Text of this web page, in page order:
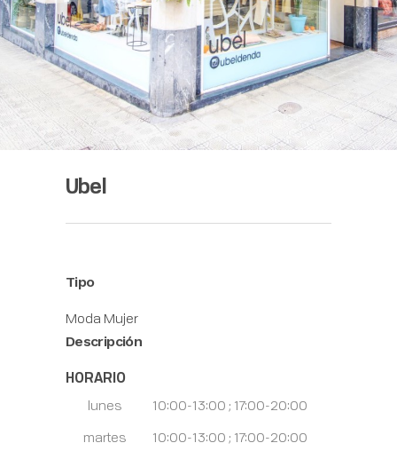
Ubel
Tipo
Moda Mujer
Descripción
HORARIO
lunes
10:00-13:00 ; 17:00-20:00
martes
10:00-13:00 ; 17:00-20:00